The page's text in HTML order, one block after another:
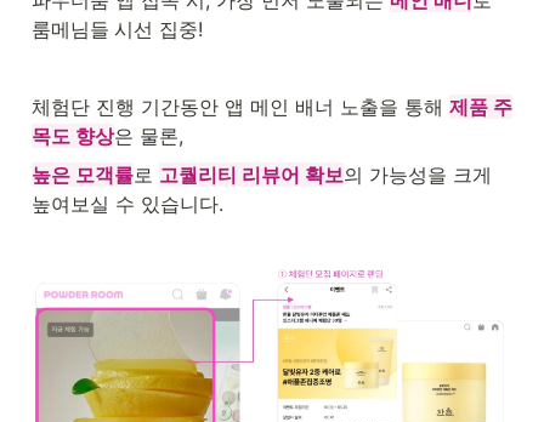
룸메님들 시선 집중!
체험단 진행 기간동안 앱 메인 배너 노출을 통해 제품 주
목도 향상은 물론,
높은 모객률로 고퀄리티 리뷰어 확보의 가능성을 크게
높여보실 수 있습니다.